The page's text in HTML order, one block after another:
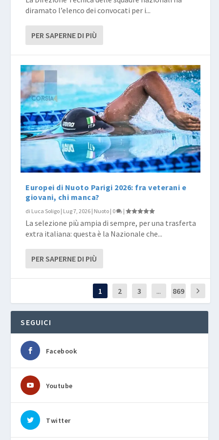
diramato l’elenco dei convocati per i...
PER SAPERNE DI PIÙ
Europei di Nuoto Parigi 2026: fra veterani e
giovani, chi manca?
di Luca Soligo | Lug 7, 2026 | Nuoto | 0 |
La selezione più ampia di sempre, per una trasferta
extra italiana: questa è la Nazionale che...
PER SAPERNE DI PIÙ
1 2 3 ... 869
SEGUICI
Facebook
Youtube
Twitter